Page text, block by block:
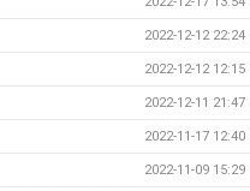
2022-12-12 22:24
2022-12-12 12:15
2022-12-11 21:47
2022-11-17 12:40
2022-11-09 15:29